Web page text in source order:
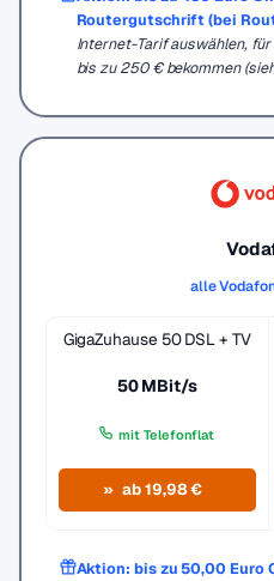
Routergutschrift (bei
Internet-Tarif auswählen,
bis zu 250 € bekommen
alle
GigaZuhause 50 DSL + TV
50 MBit/s
mit Telefonflat
ab 19,98 €
Aktion: bis zu 50,00 Euro